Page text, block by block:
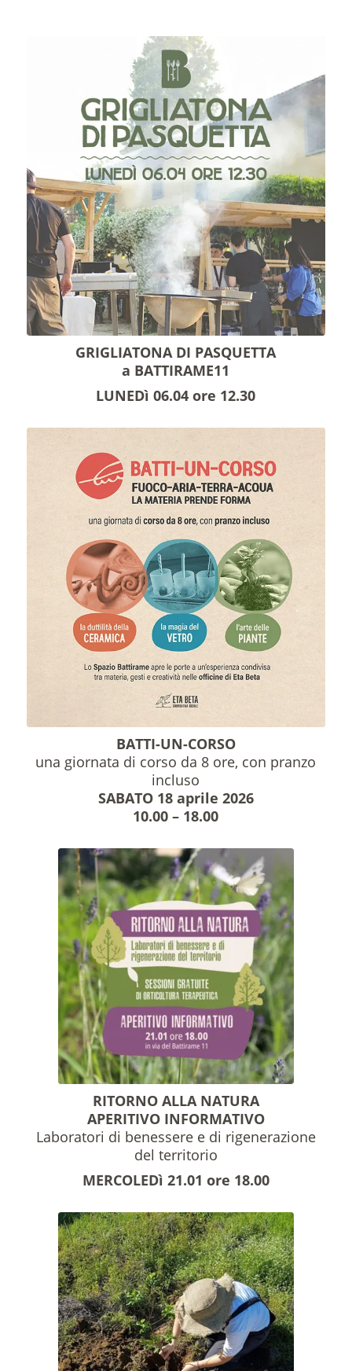
GRIGLIATONA DI PASQUETTA
a BATTIRAME11
LUNEDì 06.04 ore 12.30
BATTI-UN-CORSO
una giornata di corso da 8 ore, con pranzo
incluso
SABATO 18 aprile 2026
10.00 – 18.00
RITORNO ALLA NATURA
APERITIVO INFORMATIVO
Laboratori di benessere e di rigenerazione
del territorio
MERCOLEDì 21.01 ore 18.00